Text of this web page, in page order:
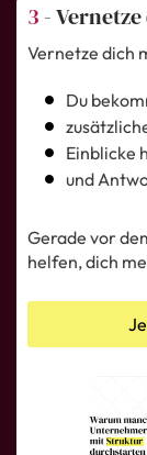
3-
Vernetze dich
Du
Einblicke
und
Gerade vor
helfen, dich